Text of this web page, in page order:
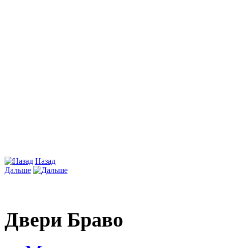
Назад
Дальше
Двери Браво